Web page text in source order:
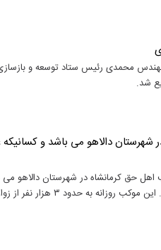
شد.
شهرستان دالاهو می باشد و
حق کرمانشاه در شهرستان دالاهو
و روز در حال تلاش و